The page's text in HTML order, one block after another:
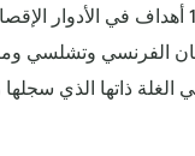
15 هدفا، بينها 10 أهداف في
الفرنسي وتشلسي
الغلة ذاتها الذي